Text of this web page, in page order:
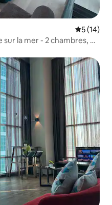
Note
5 (14)
la mer - 2 chambres, 6